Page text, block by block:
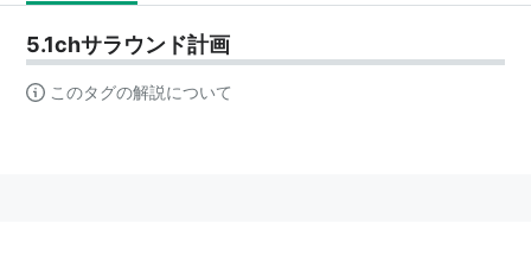
5.1chサラウンド計画
このタグの解説について